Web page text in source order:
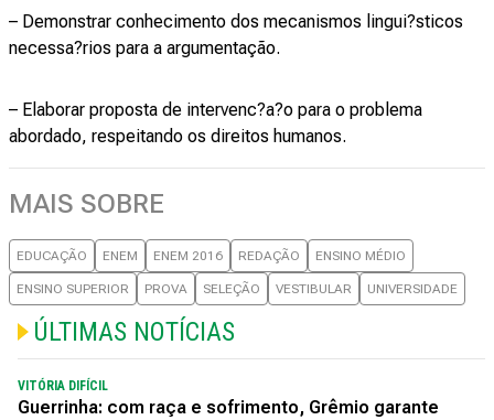
– Demonstrar conhecimento dos mecanismos lingui?sticos
necessa?rios para a argumentação.
– Elaborar proposta de intervenc?a?o para o problema
abordado, respeitando os direitos humanos.
MAIS SOBRE
EDUCAÇÃO ENEM ENEM 2016 REDAÇÃO ENSINO MÉDIO
ENSINO SUPERIOR PROVA SELEÇÃO VESTIBULAR UNIVERSIDADE
ÚLTIMAS NOTÍCIAS
VITÓRIA DIFÍCIL
Guerrinha: com raça e sofrimento, Grêmio garante